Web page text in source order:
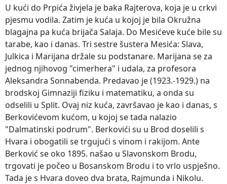
U kući do Prpića živjela je baka Rajterova, koja je u crkvi
pjesmu vodila. Zatim je kuća u kojoj je bila Okružna
blagajna pa kuća brijača Salaja. Do Mesićeve kuće bile su
tarabe, kao i danas. Tri sestre šustera Mesića: Slava,
Julkica i Marijana držale su podstanare. Marijana se za
jednog njihovog "cimerhera" i udala, za profesora
Aleksandra Sonnabenda. Predavao je (1923.-1929.) na
brodskoj Gimnaziji fiziku i matematiku, a onda su
odselili u Split. Ovaj niz kuća, završavao je kao i danas, s
Berkovićevom kućom, u kojoj se tada nalazio
"Dalmatinski podrum". Berkovići su u Brod doselili s
Hvara i obogatili se trgujući s vinom i rakijom. Ante
Berković se oko 1895. našao u Slavonskom Brodu,
trgovati je počeo u Bosanskom Brodu i to vrlo uspješno.
Tada je s Hvara doveo dva brata, Rajmunda i Nikolu.